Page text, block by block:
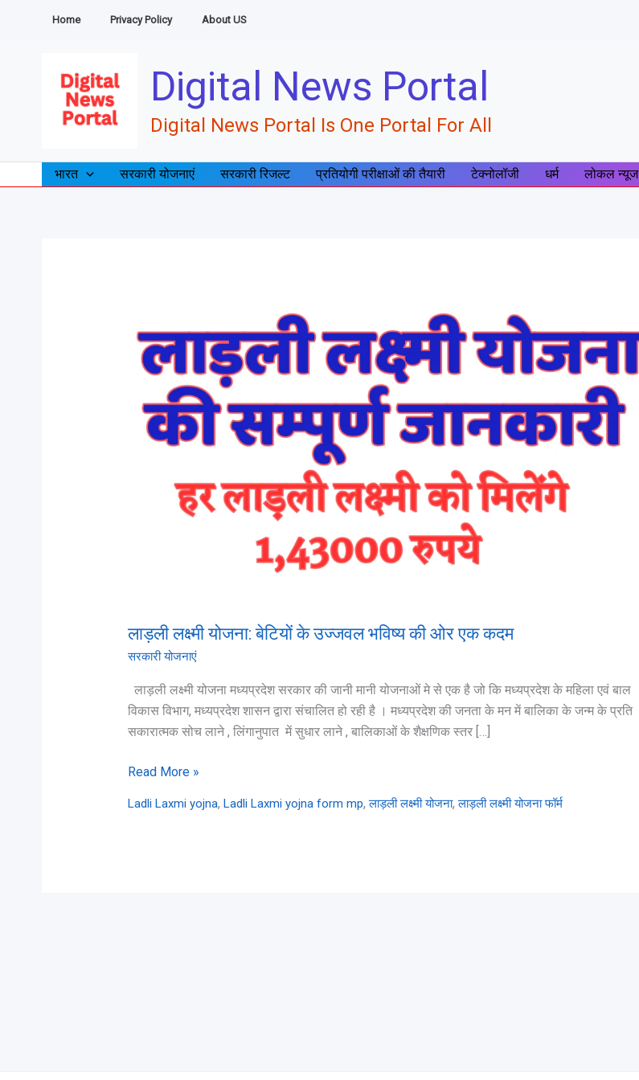
Home Privacy Policy About US
Digital News Portal
Digital News Portal Is One Portal For All
भारत सरकारी योजनाएं सरकारी रिजल्ट प्रतियोगी परीक्षाओं की तैयारी टेक्नोलॉजी धर्म लोकल न्यूज
लाड़ली लक्ष्मी योजना: बेटियों के उज्जवल भविष्य की ओर एक कदम
सरकारी योजनाएं
लाड़ली लक्ष्मी योजना मध्यप्रदेश सरकार की जानी मानी योजनाओं मे से एक है जो कि मध्यप्रदेश के महिला एवं बाल
विकास विभाग, मध्यप्रदेश शासन द्वारा संचालित हो रही है । मध्‍यप्रदेश की जनता के मन में बालिका के जन्म के प्रति
सकारात्मक सोच लाने , लिंगानुपात में सुधार लाने , बालिकाओं के शैक्षणिक स्तर […]
लक्ष्मी
योजना:
बेटियों
उज्जवल
भविष्य
Read More »
Ladli Laxmi yojna, Ladli Laxmi yojna form mp,लाड़ली लक्ष्मी योजना,लाड़ली लक्ष्मी योजना फॉर्म